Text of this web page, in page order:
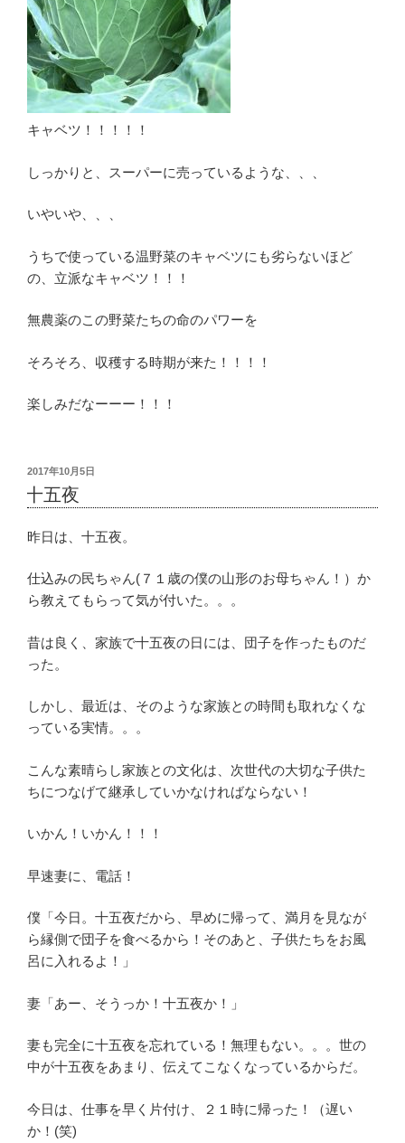
キャベツ！！！！！
しっかりと、スーパーに売っているような、、、
いやいや、、、
うちで使っている温野菜のキャベツにも劣らないほど
の、立派なキャベツ！！！
無農薬のこの野菜たちの命のパワーを
そろそろ、収穫する時期が来た！！！！
楽しみだなーーー！！！
投
稿
日:
2017年10月5日
十五夜
昨日は、十五夜。
仕込みの民ちゃん(７１歳の僕の山形のお母ちゃん！）か
ら教えてもらって気が付いた。。。
昔は良く、家族で十五夜の日には、団子を作ったものだ
った。
しかし、最近は、そのような家族との時間も取れなくな
っている実情。。。
こんな素晴らし家族との文化は、次世代の大切な子供た
ちにつなげて継承していかなければならない！
いかん！いかん！！！
早速妻に、電話！
僕「今日。十五夜だから、早めに帰って、満月を見なが
ら縁側で団子を食べるから！そのあと、子供たちをお風
呂に入れるよ！」
妻「あー、そうっか！十五夜か！」
妻も完全に十五夜を忘れている！無理もない。。。世の
中が十五夜をあまり、伝えてこなくなっているからだ。
今日は、仕事を早く片付け、２１時に帰った！（遅い
か！(笑)